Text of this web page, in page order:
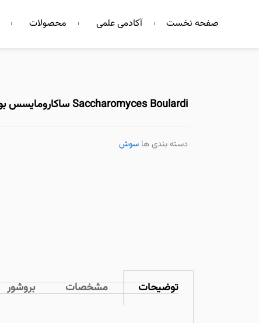
صفحه نخست آکادمی علمی محصولات
Saccharomyces Boulardi ساکارومایسس بولاردی
دسته بندی ها سوش
توضیحات مشخصات بروشور